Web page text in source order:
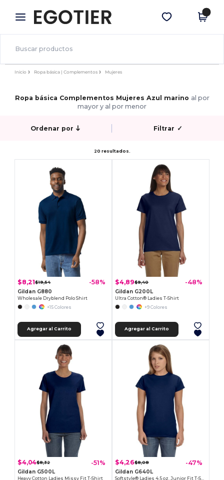
× App de Egotier
¡Mejores precios en app!
Descargar app
Inicio Ropa básica | Complementos Mujeres
Ropa básica Complementos Mujeres Azul marino al por
mayor y al por menor
Ordenar por Filtrar ✓
20 resultados.
$8,21$19,54 -58%
Gildan G880
Wholesale Dryblend Polo Shirt
+15 Colores
Agregar al Carrito
$4,89$9,40 -48%
Gildan G200L
Ultra Cotton® Ladies T-Shirt
+9 Colores
Agregar al Carrito
$4,04$8,32 -51%
Gildan G500L
Heavy Cotton Ladies Missy Fit T-Shirt
$4,26$8,08 -47%
Gildan G640L
Softstyle® Ladies 4.5 oz. Junior Fit T-Shirt